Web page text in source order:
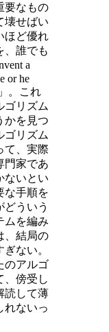
要なもの
壊せばい
ほど優れ
、誰でも
a
or he
。これ
ゴリズム
かを見つ
ゴリズム
て、実際
門家であ
ないとい
な手順を
どういう
ムを編み
、結局の
ない。
のアルゴ
、傍受し
読して薄
れないっ